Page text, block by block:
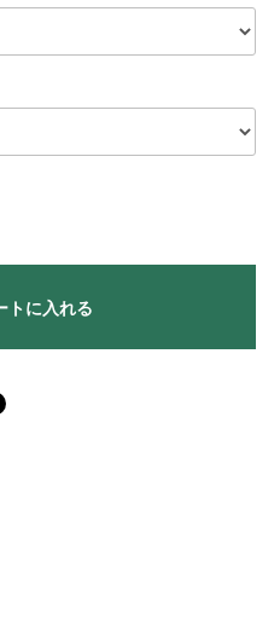
トに入れる